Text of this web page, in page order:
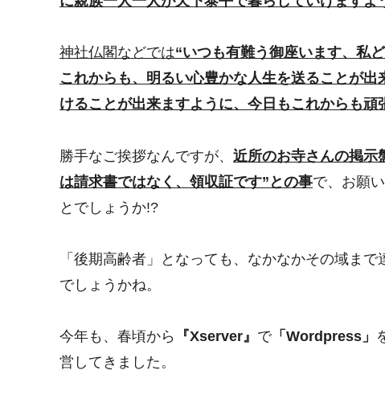
神社仏閣などでは“いつも有難う御座います、私
これからも、明るい心豊かな人生を送ることが
けることが出来ますように、今日もこれからも頑
勝手なご挨拶なんですが、 近所のお寺さんの掲示
は請求書ではなく、領収証です”との事で、お願
とでしょうか!?
「後期高齢者」となっても、なかなかその域ま
でしょうかね。
今年も、春頃から 『Xserver』 で「Wordpress」
営してきました。